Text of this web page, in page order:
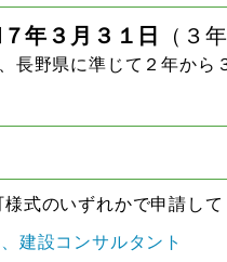
年３月３１日 （３
野県に準じて２年から
式のいずれかで申請して
建設コンサルタント